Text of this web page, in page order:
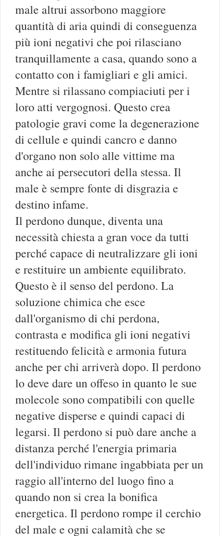
male altrui assorbono maggiore
quantità di aria quindi di conseguenza
più ioni negativi che poi rilasciano
tranquillamente a casa, quando sono a
contatto con i famigliari e gli amici.
Mentre si rilassano compiaciuti per i
loro atti vergognosi. Questo crea
patologie gravi come la degenerazione
di cellule e quindi cancro e danno
d'organo non solo alle vittime ma
anche ai persecutori della stessa. Il
male è sempre fonte di disgrazia e
destino infame.
Il perdono dunque, diventa una
necessità chiesta a gran voce da tutti
perché capace di neutralizzare gli ioni
e restituire un ambiente equilibrato.
Questo è il senso del perdono. La
soluzione chimica che esce
dall'organismo di chi perdona,
contrasta e modifica gli ioni negativi
restituendo felicità e armonia futura
anche per chi arriverà dopo. Il perdono
lo deve dare un offeso in quanto le sue
molecole sono compatibili con quelle
negative disperse e quindi capaci di
legarsi. Il perdono si può dare anche a
distanza perché l'energia primaria
dell'individuo rimane ingabbiata per un
raggio all'interno del luogo fino a
quando non si crea la bonifica
energetica. Il perdono rompe il cerchio
del male e ogni calamità che se